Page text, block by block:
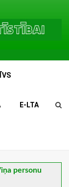
E-LTA
personu